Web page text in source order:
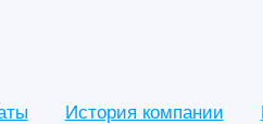
История компании